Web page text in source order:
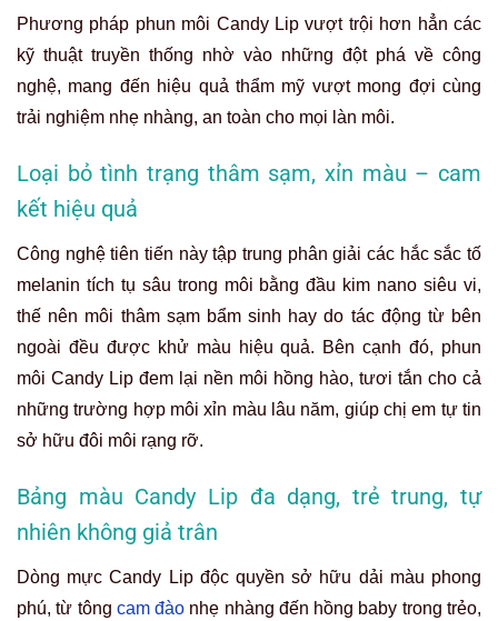
Phương pháp phun môi Candy Lip vượt trội hơn hẳn các
kỹ thuật truyền thống nhờ vào những đột phá về công
nghệ, mang đến hiệu quả thẩm mỹ vượt mong đợi cùng
trải nghiệm nhẹ nhàng, an toàn cho mọi làn môi.
Loại bỏ tình trạng thâm sạm, xỉn màu – cam
kết hiệu quả
Công nghệ tiên tiến này tập trung phân giải các hắc sắc tố
melanin tích tụ sâu trong môi bằng đầu kim nano siêu vi,
thế nên môi thâm sạm bẩm sinh hay do tác động từ bên
ngoài đều được khử màu hiệu quả. Bên cạnh đó, phun
môi Candy Lip đem lại nền môi hồng hào, tươi tắn cho cả
những trường hợp môi xỉn màu lâu năm, giúp chị em tự tin
sở hữu đôi môi rạng rỡ.
Bảng màu Candy Lip đa dạng, trẻ trung, tự
nhiên không giả trân
Dòng mực Candy Lip độc quyền sở hữu dải màu phong
phú, từ tông cam đào nhẹ nhàng đến hồng baby trong trẻo,